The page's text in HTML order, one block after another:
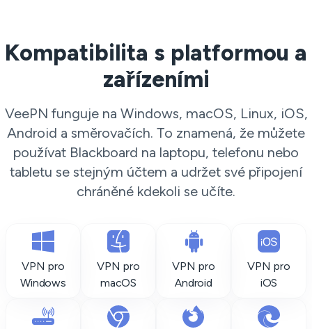
Kompatibilita s platformou a
zařízeními
VeePN funguje na Windows, macOS, Linux, iOS,
Android a směrovačích. To znamená, že můžete
používat Blackboard na laptopu, telefonu nebo
tabletu se stejným účtem a udržet své připojení
chráněné kdekoli se učíte.
VPN pro
Windows
VPN pro
macOS
VPN pro
Android
VPN pro
iOS